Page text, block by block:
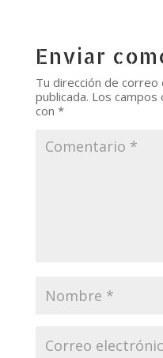
Enviar
Tu dirección de
publicada. Los campos
con *